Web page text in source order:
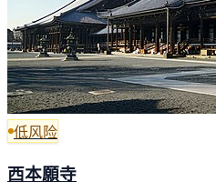
低风险
西本願寺